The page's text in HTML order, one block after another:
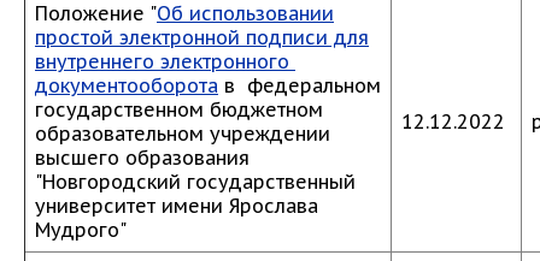
Положение "Об использовании
простой электронной подписи для
внутреннего электронного
документооборота в федеральном
государственном бюджетном
образовательном учреждении
высшего образования
"Новгородский государственный
университет имени Ярослава
Мудрого"
12.12.2022